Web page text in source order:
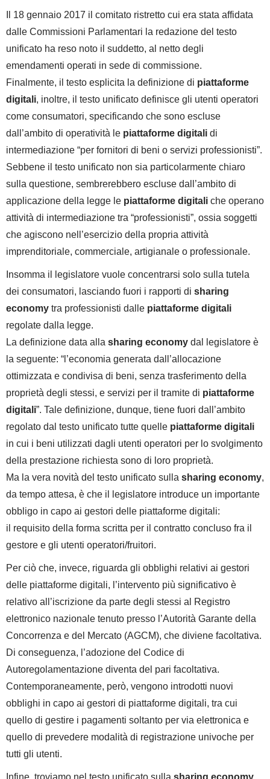
Il 18 gennaio 2017 il comitato ristretto cui era stata affidata
dalle Commissioni Parlamentari la redazione del testo
unificato ha reso noto il suddetto, al netto degli
emendamenti operati in sede di commissione.
Finalmente, il testo esplicita la definizione di piattaforme
digitali, inoltre, il testo unificato definisce gli utenti operatori
come consumatori, specificando che sono escluse
dall’ambito di operatività le piattaforme digitali di
intermediazione “per fornitori di beni o servizi professionisti”.
Sebbene il testo unificato non sia particolarmente chiaro
sulla questione, sembrerebbero escluse dall’ambito di
applicazione della legge le piattaforme digitali che operano
attività di intermediazione tra “professionisti”, ossia soggetti
che agiscono nell’esercizio della propria attività
imprenditoriale, commerciale, artigianale o professionale.
Insomma il legislatore vuole concentrarsi solo sulla tutela
dei consumatori, lasciando fuori i rapporti di sharing
economy tra professionisti dalle piattaforme digitali
regolate dalla legge.
La definizione data alla sharing economy dal legislatore è
la seguente: “l’economia generata dall’allocazione
ottimizzata e condivisa di beni, senza trasferimento della
proprietà degli stessi, e servizi per il tramite di piattaforme
digitali”. Tale definizione, dunque, tiene fuori dall’ambito
regolato dal testo unificato tutte quelle piattaforme digitali
in cui i beni utilizzati dagli utenti operatori per lo svolgimento
della prestazione richiesta sono di loro proprietà.
Ma la vera novità del testo unificato sulla sharing economy,
da tempo attesa, è che il legislatore introduce un importante
obbligo in capo ai gestori delle piattaforme digitali:
il requisito della forma scritta per il contratto concluso fra il
gestore e gli utenti operatori/fruitori.
Per ciò che, invece, riguarda gli obblighi relativi ai gestori
delle piattaforme digitali, l’intervento più significativo è
relativo all’iscrizione da parte degli stessi al Registro
elettronico nazionale tenuto presso l’Autorità Garante della
Concorrenza e del Mercato (AGCM), che diviene facoltativa.
Di conseguenza, l’adozione del Codice di
Autoregolamentazione diventa del pari facoltativa.
Contemporaneamente, però, vengono introdotti nuovi
obblighi in capo ai gestori di piattaforme digitali, tra cui
quello di gestire i pagamenti soltanto per via elettronica e
quello di prevedere modalità di registrazione univoche per
tutti gli utenti.
Infine, troviamo nel testo unificato sulla sharing economy